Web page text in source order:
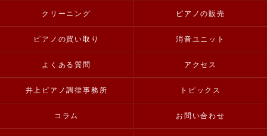
クリーニング ピアノの販売
ピアノの買い取り 消音ユニット
よくある質問 アクセス
井上ピアノ調律事務所 トピックス
コラム お問い合わせ